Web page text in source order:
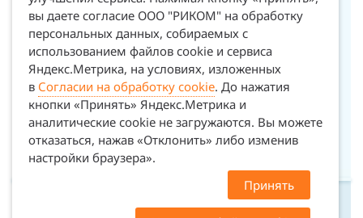
Фрезы для XTCera XMill300
Фрезы для XTCera XMill500
Фрезы для XTCera XMill600, 630
Спреи для сканирования
Сканмаркеры
Фотополимеры для 3D принтеров
CAD/CAM оборудование
вы даете согласие ООО "РИКОМ" на обработку
персональных данных, собираемых с
использованием файлов cookie и сервиса
Яндекс.Метрика, на условиях, изложенных
в Согласии на обработку cookie. До нажатия
кнопки «Принять» Яндекс.Метрика и
аналитические cookie не загружаются. Вы можете
отказаться, нажав «Отклонить» либо изменив
настройки браузера».
Принять